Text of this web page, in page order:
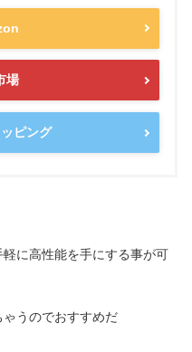
場
ピング
に高性能を手にする事が可
うのでおすすめだ